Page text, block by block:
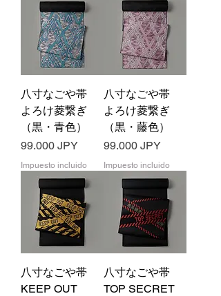
八寸なごや帯
よろけ菱繋ぎ
（黒・青色）
Precio
99.000 JPY
Impuesto incluido
八寸なごや帯
よろけ菱繋ぎ
（黒・藤色）
Precio
99.000 JPY
Impuesto incluido
八寸なごや帯
KEEP OUT
八寸なごや帯
TOP SECRET